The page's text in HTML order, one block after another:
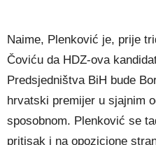
Naime, Plenković je, prije
Čoviću da HDZ-ova
Predsjedništva BiH bude
hrvatski premijer u sjajnim
sposobnom. Plenković se
pritisak i na opozicione